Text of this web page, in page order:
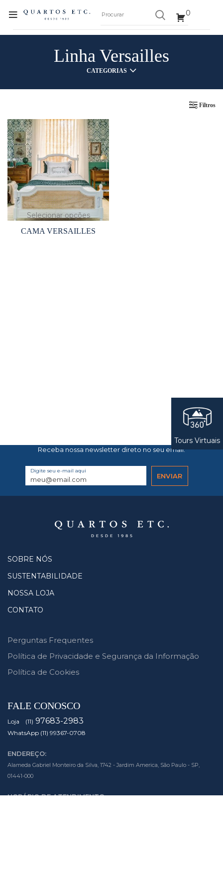
0
Linha Versailles
CATEGORIAS
Filtros
Selecionar opções
CAMA VERSAILLES
Receba nossa newsletter direto no seu email.
Digite seu e-mail aqui
SOBRE NÓS
SUSTENTABILIDADE
NOSSA LOJA
CONTATO
Perguntas Frequentes
Política de Privacidade e Segurança da Informação
Política de Cookies
FALE CONOSCO
Loja (11) 97683-2983
WhatsApp (11) 99367-0708
ENDEREÇO:
Alameda Gabriel Monteiro da Silva, 1742 - Jardim America, São Paulo - SP,
01441-000
HORÁRIO DE ATENDIMENTO:
Tours Virtuais